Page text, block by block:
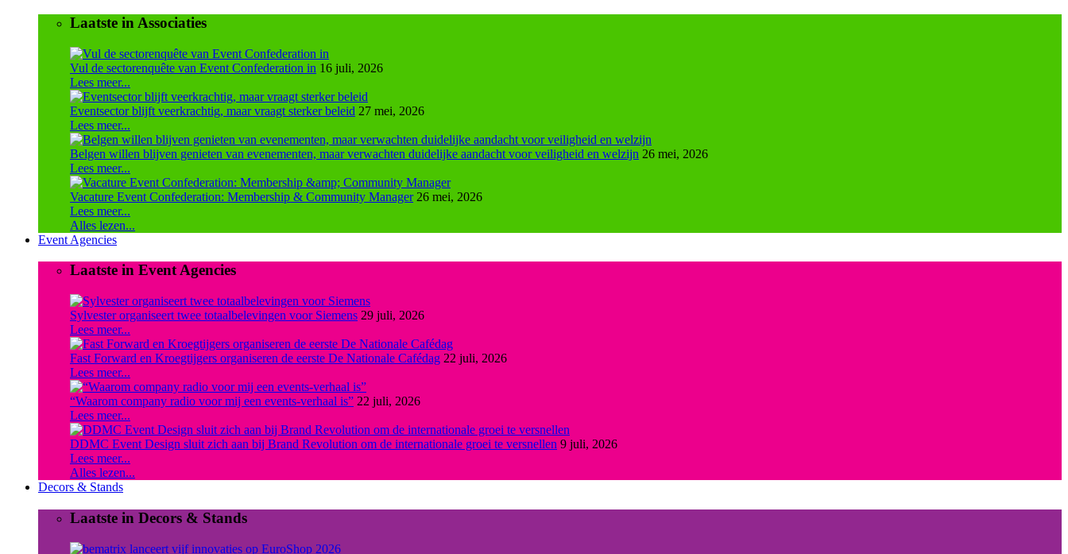
Laatste in Associaties
Vul de sectorenquête van Event Confederation in 16 juli, 2026
Lees meer...
Eventsector blijft veerkrachtig, maar vraagt sterker beleid 27 mei, 2026
Lees meer...
Belgen willen blijven genieten van evenementen, maar verwachten duidelijke aandacht voor veiligheid en welzijn 26 mei, 2026
Lees meer...
Vacature Event Confederation: Membership & Community Manager 26 mei, 2026
Lees meer...
Alles lezen...
Event Agencies
Laatste in Event Agencies
Sylvester organiseert twee totaalbelevingen voor Siemens 29 juli, 2026
Lees meer...
Fast Forward en Kroegtijgers organiseren de eerste De Nationale Cafédag 22 juli, 2026
Lees meer...
“Waarom company radio voor mij een events-verhaal is” 22 juli, 2026
Lees meer...
DDMC Event Design sluit zich aan bij Brand Revolution om de internationale groei te versnellen 9 juli, 2026
Lees meer...
Alles lezen...
Decors & Stands
Laatste in Decors & Stands